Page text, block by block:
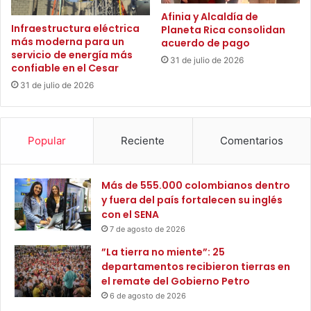
I
E
A
)
e
s
u
á
n
u
s
o
s
n
h
u
a
c
o
d
l
i
e
a
e
v
a
d
Infraestructura eléctrica
más moderna para un
servicio de energía más
confiable en el Cesar
31 de julio de 2026
Afinia y Alcaldía de
Planeta Rica consolidan
acuerdo de pago
31 de julio de 2026
Popular Reciente Comentarios
Más de 555.000 colombianos dentro
y fuera del país fortalecen su inglés
con el SENA
7 de agosto de 2026
”La tierra no miente”: 25
departamentos recibieron tierras en
el remate del Gobierno Petro
6 de agosto de 2026